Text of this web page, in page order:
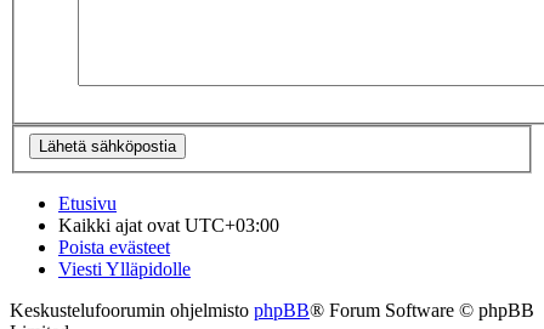
Etusivu
Kaikki ajat ovatUTC+03:00
Poista evästeet
Viesti Ylläpidolle
Keskustelufoorumin ohjelmisto phpBB® Forum Software © phpBB